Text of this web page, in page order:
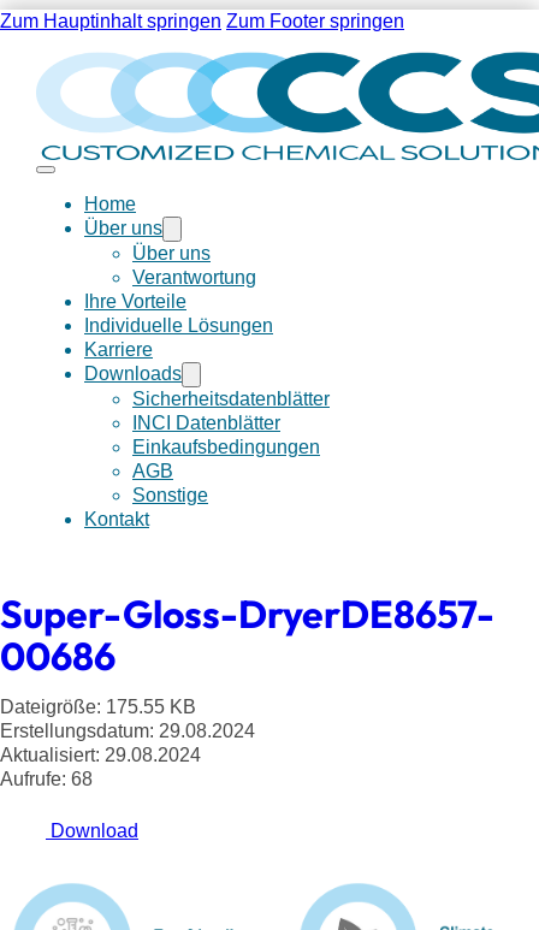
Zum Hauptinhalt springen Zum Footer springen
Home
Über uns
Über uns
Verantwortung
Ihre Vorteile
Individuelle Lösungen
Karriere
Downloads
Sicherheitsdatenblätter
INCI Datenblätter
Einkaufsbedingungen
AGB
Sonstige
Kontakt
Super-Gloss-DryerDE8657-
00686
Dateigröße: 175.55 KB
Erstellungsdatum: 29.08.2024
Aktualisiert: 29.08.2024
Aufrufe: 68
Download